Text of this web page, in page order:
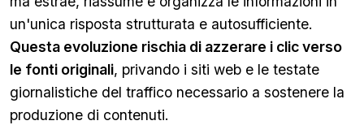
un'unica risposta strutturata e autosufficiente.
Questa evoluzione rischia di azzerare i clic verso
le fonti originali, privando i siti web e le testate
giornalistiche del traffico necessario a sostenere la
produzione di contenuti.